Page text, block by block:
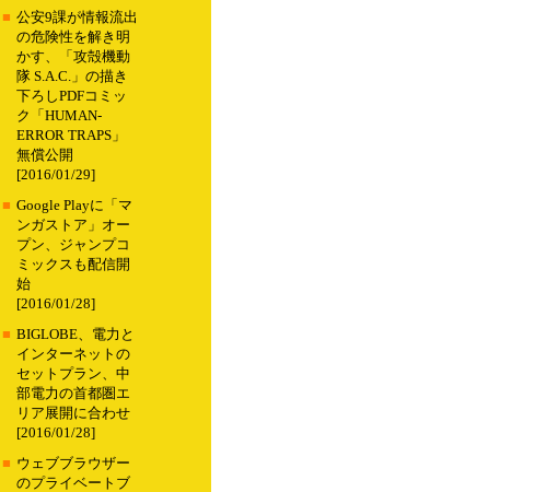
■ 公安9課が情報流出
の危険性を解き明
かす、「攻殻機動
隊 S.A.C.」の描き
下ろしPDFコミッ
ク「HUMAN-
ERROR TRAPS」
無償公開
[2016/01/29]
■ Google Playに「マ
ンガストア」オー
プン、ジャンプコ
ミックスも配信開
始
[2016/01/28]
■ BIGLOBE、電力と
インターネットの
セットプラン、中
部電力の首都圏エ
リア展開に合わせ
[2016/01/28]
■ ウェブブラウザー
のプライベートブ